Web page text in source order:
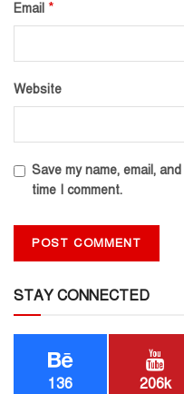
Email *
Website
Save my name, email,
time I comment.
STAY CONNECTED
136 206k